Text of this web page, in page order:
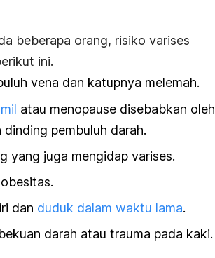
beberapa orang, risiko varises
ini.
vena dan katupnya melemah.
atau menopause disebabkan oleh
pembuluh darah.
yang juga mengidap varises.
dan duduk dalam waktu lama.
darah atau trauma pada kaki.